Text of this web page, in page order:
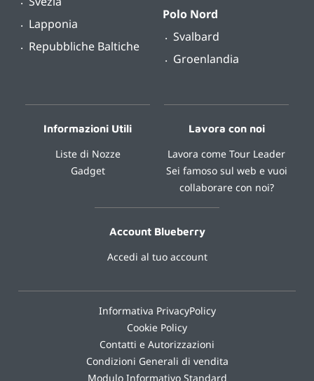
Lapponia
Repubbliche Baltiche
Polo Nord
Svalbard
Groenlandia
Informazioni Utili
Liste di Nozze
Gadget
Lavora con noi
Lavora come Tour Leader
Sei famoso sul web e vuoi
collaborare con noi?
Account Blueberry
Accedi al tuo account
Informativa PrivacyPolicy
Cookie Policy
Contatti e Autorizzazioni
Condizioni Generali di vendita
Modulo Informativo Standard